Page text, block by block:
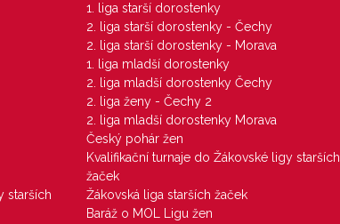
starších
1. liga starší dorostenky
2. liga starší dorostenky - Čechy
2. liga starší dorostenky - Morava
1. liga mladší dorostenky
2. liga mladší dorostenky Čechy
2. liga ženy - Čechy 2
2. liga mladší dorostenky Morava
Český pohár žen
Kvalifikační turnaje do Žákovské ligy starších
žaček
Žákovská liga starších žaček
Baráž o MOL Ligu žen